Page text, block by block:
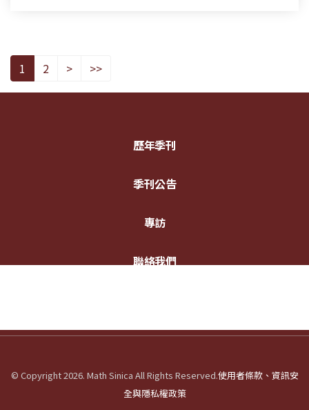
1 2 > >>
歷年季刊
季刊公告
專訪
聯絡我們
© Copyright 2026. Math Sinica All Rights Reserved.使用者條款、資訊安
全與隱私權政策